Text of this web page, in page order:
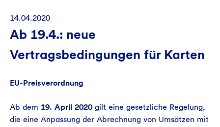
14.04.2020
Ab 19.4.: neue
Vertragsbedingungen für Karten
EU-Preisverordnung
Ab dem 19. April 2020gilt eine gesetzliche Regelung,
die eine Anpassung der Abrechnung von Umsätzen mit